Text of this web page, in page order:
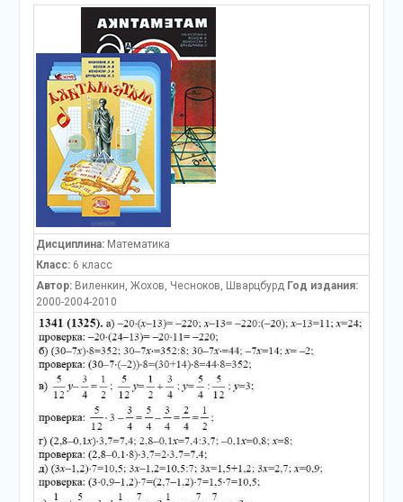
Дисциплина:Математика
Класс:6 класс
Автор:Виленкин, Жохов, Чесноков, Шварцбурд Год издания:
2000-2004-2010